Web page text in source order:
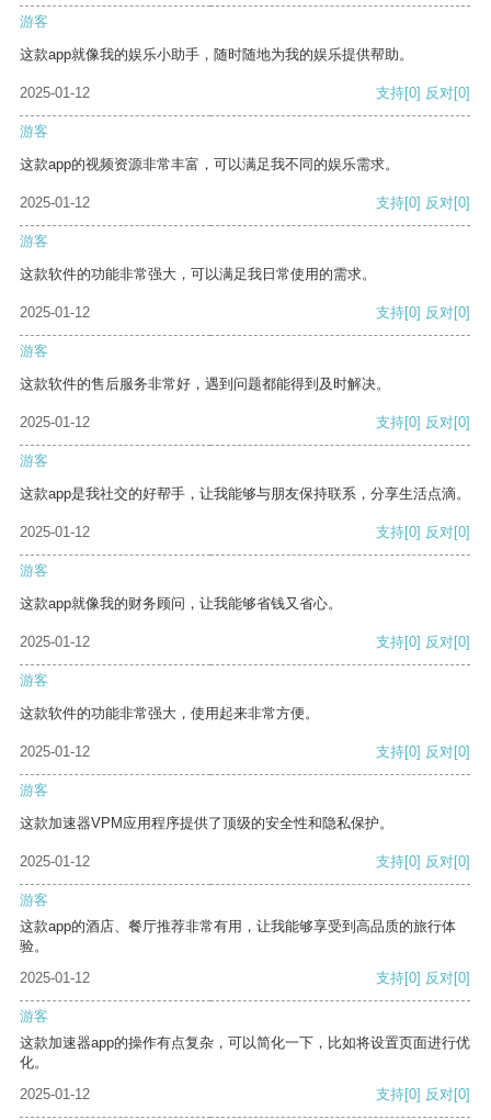
游客
这款app就像我的娱乐小助手，随时随地为我的娱乐提供帮助。
2025-01-12 支持[0] 反对[0]
游客
这款app的视频资源非常丰富，可以满足我不同的娱乐需求。
2025-01-12 支持[0] 反对[0]
游客
这款软件的功能非常强大，可以满足我日常使用的需求。
2025-01-12 支持[0] 反对[0]
游客
这款软件的售后服务非常好，遇到问题都能得到及时解决。
2025-01-12 支持[0] 反对[0]
游客
这款app是我社交的好帮手，让我能够与朋友保持联系，分享生活点滴。
2025-01-12 支持[0] 反对[0]
游客
这款app就像我的财务顾问，让我能够省钱又省心。
2025-01-12 支持[0] 反对[0]
游客
这款软件的功能非常强大，使用起来非常方便。
2025-01-12 支持[0] 反对[0]
游客
这款加速器VPM应用程序提供了顶级的安全性和隐私保护。
2025-01-12 支持[0] 反对[0]
游客
这款app的酒店、餐厅推荐非常有用，让我能够享受到高品质的旅行体
验。
2025-01-12
支持[0] 反对[0]
游客
这款加速器app的操作有点复杂，可以简化一下，比如将设置页面进行优
化。
2025-01-12
支持[0] 反对[0]